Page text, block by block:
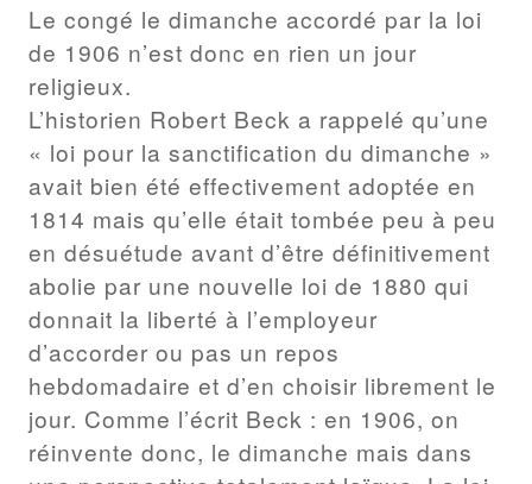
Le congé le dimanche accordé par la loi
de 1906 n’est donc en rien un jour
religieux.
L’historien Robert Beck a rappelé qu’une
« loi pour la sanctification du dimanche »
avait bien été effectivement adoptée en
1814 mais qu’elle était tombée peu à peu
en désuétude avant d’être définitivement
abolie par une nouvelle loi de 1880 qui
donnait la liberté à l’employeur
d’accorder ou pas un repos
hebdomadaire et d’en choisir librement le
jour. Comme l’écrit Beck : en 1906, on
réinvente donc, le dimanche mais dans